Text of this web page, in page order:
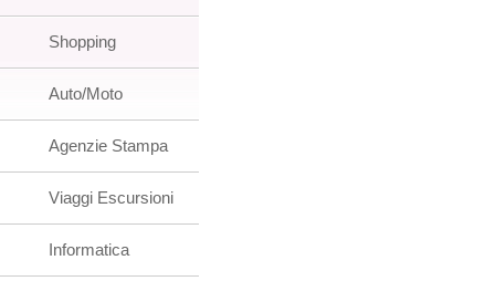
Shopping
Auto/Moto
Agenzie Stampa
Viaggi Escursioni
Informatica